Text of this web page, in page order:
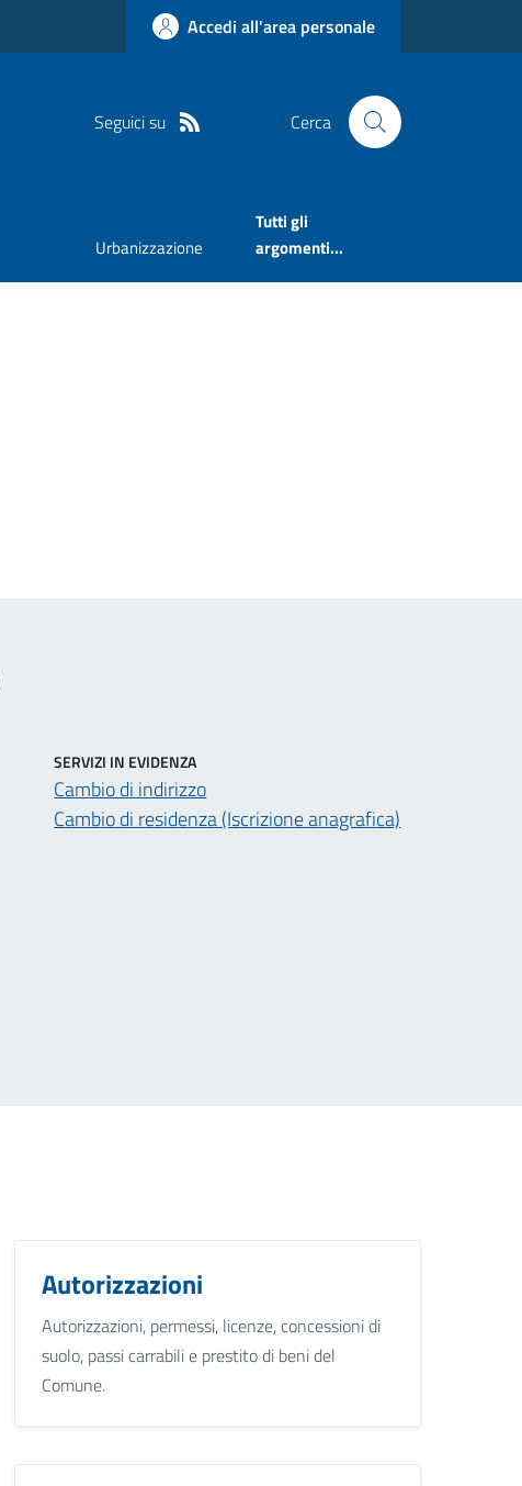
Accedi all'area personale
Seguici su Cerca
Urbanizzazione
Tutti gli
argomenti...
SERVIZI IN EVIDENZA
Cambio di indirizzo
Cambio di residenza (Iscrizione anagrafica)
Autorizzazioni
Autorizzazioni, permessi, licenze, concessioni di
suolo, passi carrabili e prestito di beni del
Comune.